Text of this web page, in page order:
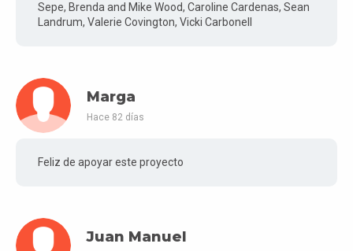
Sepe, Brenda and Mike Wood, Caroline Cardenas, Sean
Landrum, Valerie Covington, Vicki Carbonell
Marga
Hace 82 días
Feliz de apoyar este proyecto
Juan Manuel